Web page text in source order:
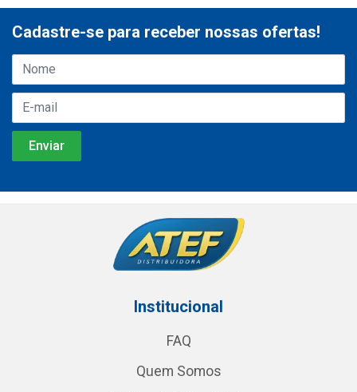
Cadastre-se para receber nossas ofertas!
Institucional
FAQ
Quem Somos